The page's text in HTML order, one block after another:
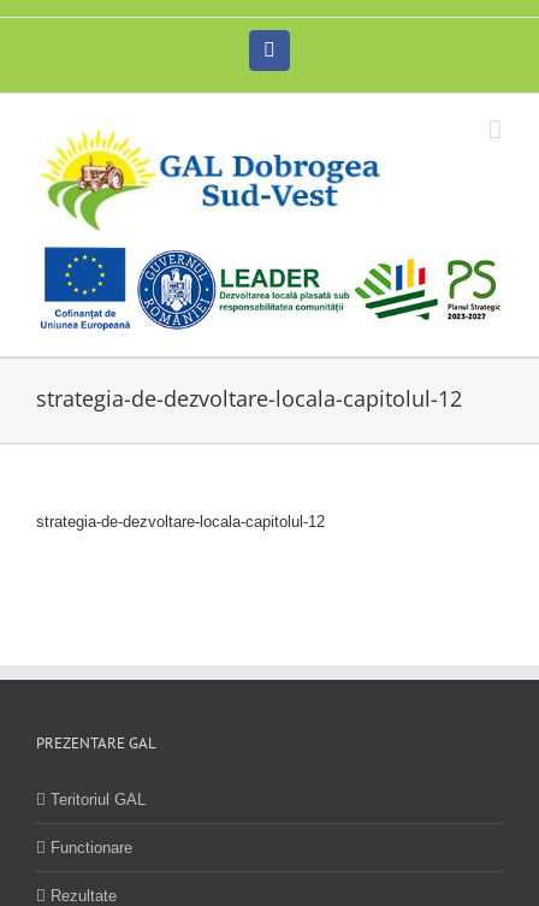
strategia-de-dezvoltare-locala-capitolul-12
strategia-de-dezvoltare-locala-capitolul-12
PREZENTARE GAL
Teritoriul GAL
Functionare
Rezultate